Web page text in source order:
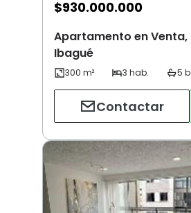
$930.000.000
Apartamento en Venta,
Ibagué
Contactar